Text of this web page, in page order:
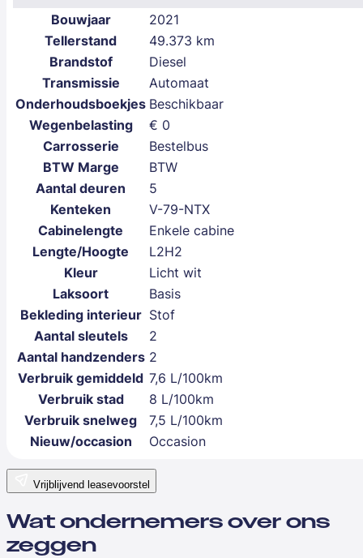
Bouwjaar
2021
Tellerstand
49.373 km
Brandstof
Diesel
Transmissie
Automaat
Onderhoudsboekjes Beschikbaar
Wegenbelasting
€ 0
Carrosserie
Bestelbus
BTW Marge
BTW
Aantal deuren
5
Kenteken
V-79-NTX
Cabinelengte
Enkele cabine
Lengte/Hoogte
L2H2
Kleur
Licht wit
Laksoort
Basis
Bekleding interieur Stof
Aantal sleutels
2
Aantal handzenders 2
Verbruik gemiddeld 7,6 L/100km
Verbruik stad
8 L/100km
Verbruik snelweg
7,5 L/100km
Nieuw/occasion
Occasion
Vrijblijvend leasevoorstel
Wat ondernemers over ons
zeggen